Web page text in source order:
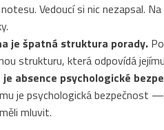
Vedoucí si nic nezapsal.
je špatná struktura porady.
strukturu, která odpovídá
absence psychologické
je psychologická bezpečnost —
mluvit.